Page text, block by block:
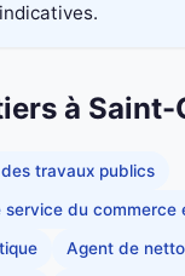
à Saint-
travaux publics
service du commerce
Agent de